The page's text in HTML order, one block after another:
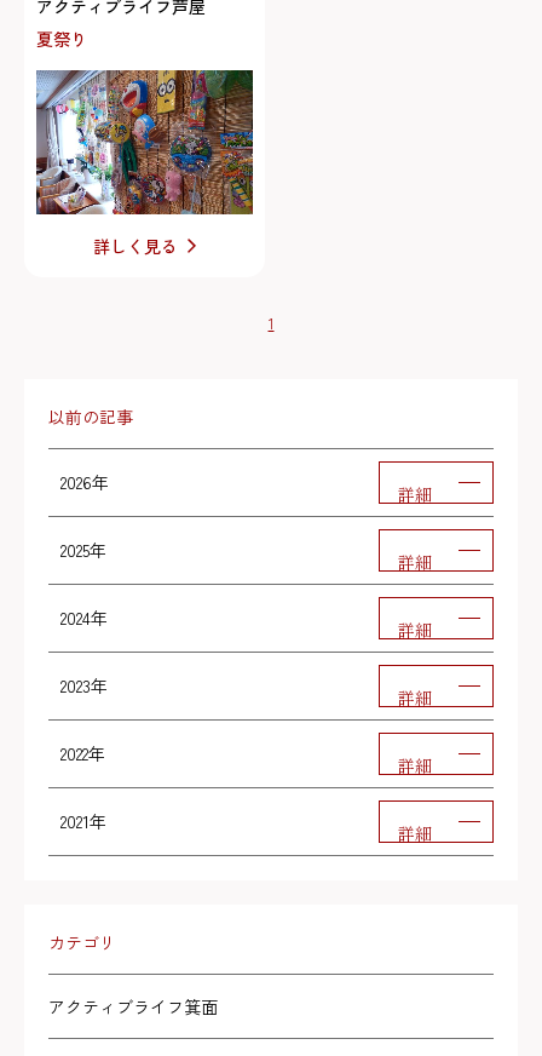
アクティブライフ芦屋
夏祭り
詳しく見る
1
以前の記事
2026年 詳細
2025年 詳細
2024年 詳細
2023年 詳細
2022年 詳細
2021年 詳細
カテゴリ
アクティブライフ箕面